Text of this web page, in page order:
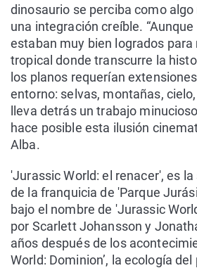
dinosaurio se perciba como
una integración creíble.
estaban muy bien logrados
tropical donde transcurre la
los planos requerían
entorno: selvas, montañas,
lleva detrás un trabajo
hace posible esta ilusión
Alba.
'Jurassic World: el renacer', es
de la franquicia de 'Parque
bajo el nombre de 'Jurassic
por Scarlett Johansson y
años después de los
World: Dominion’, la ecología